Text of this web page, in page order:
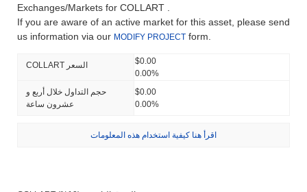
Exchanges/Markets for COLLART .
If you are aware of an active market for this asset, please send
us information via our MODIFY PROJECT form.
COLLART السعر
$0.00
0.00%
حجم التداول خلال أربع و
عشرون ساعة
$0.00
0.00%
اقرأ هنا كيفية استخدام هذه المعلومات